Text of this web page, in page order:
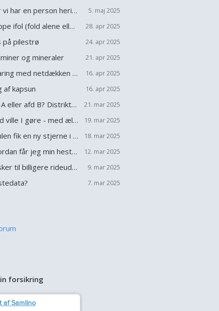
5. maj 2025
tror vi har en person herinde
28. apr 2025
Hoppe ifol (fold alene eller med andre heste?)
24. apr 2025
på pilestrø
21. apr 2025
og mineraler
16. apr 2025
Erfaring med netdækken (back on track)?
16. apr 2025
af kapsun
21. mar 2025
Afd A eller afd B? Distriktstævne
19. mar 2025
hvad ville I gøre - med ældre lånehest som nu står alene
18. mar 2025
Himlen fik en ny stjerne i nat
12. mar 2025
Hvordan får jeg min hest til at tabe sig?
9. mar 2025
Ønsker til billigere rideudstyr?
7. mar 2025
forsikring